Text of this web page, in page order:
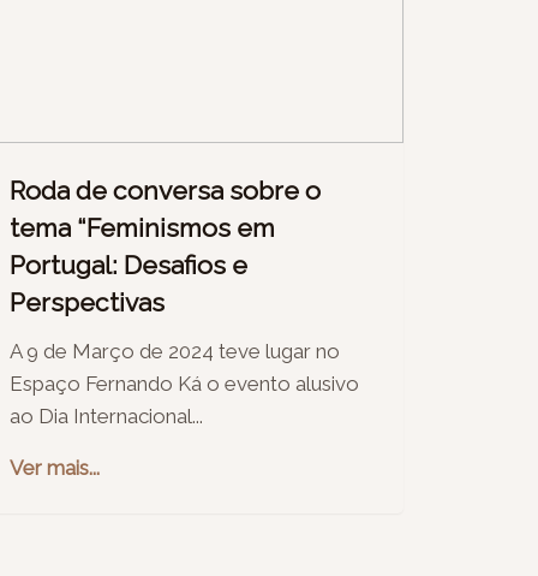
Roda de conversa sobre o
tema “Feminismos em
Portugal: Desafios e
Perspectivas
A 9 de Março de 2024 teve lugar no
Espaço Fernando Ká o evento alusivo
ao Dia Internacional...
Ver mais...